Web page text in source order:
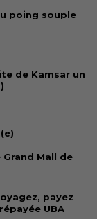
poing souple
de Kamsar un
Mall de
payez
UBA